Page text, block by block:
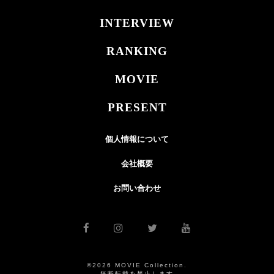
INTERVIEW
RANKING
MOVIE
PRESENT
個人情報について
会社概要
お問い合わせ
©2026 MOVIE Collection.